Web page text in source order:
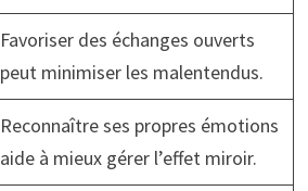
Favoriser des échanges ouverts
peut minimiser les malentendus.
Reconnaître ses propres émotions
aide à mieux gérer l’effet miroir.